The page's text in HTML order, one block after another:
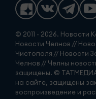
© 2011 - 2026. Новости
Новости Челнов //
Чистополя // Новости
Челнов // Челны
защищены. ©
на сайте, защищены
воспроизведение и